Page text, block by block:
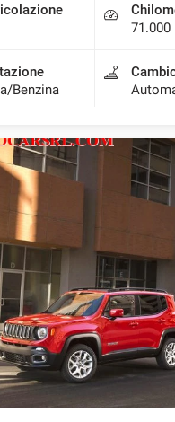
71.000
Benzina
per il miglioramento
analitici
di marketing